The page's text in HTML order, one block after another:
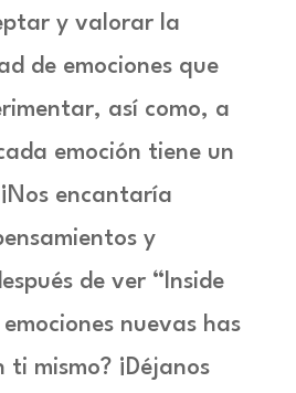
y valorar la
de emociones que
así como, a
emoción tiene un
encantaría
y
de ver“Inside
nuevas has
ti mismo? ¡Déjanos